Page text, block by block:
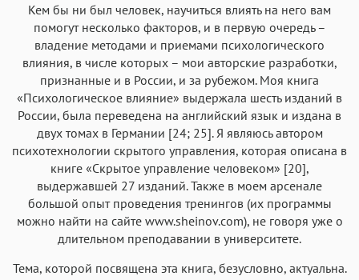
Кем бы ни был человек, научиться влиять на него вам
помогут несколько факторов, и в первую очередь –
владение методами и приемами психологического
влияния, в числе которых – мои авторские разработки,
признанные и в России, и за рубежом. Моя книга
«Психологическое влияние» выдержала шесть изданий в
России, была переведена на английский язык и издана в
двух томах в Германии [24; 25]. Я являюсь автором
психотехнологии скрытого управления, которая описана в
книге «Скрытое управление человеком» [20],
выдержавшей 27 изданий. Также в моем арсенале
большой опыт проведения тренингов (их программы
можно найти на сайте www.sheinov.com), не говоря уже о
длительном преподавании в университете.
Тема, которой посвящена эта книга, безусловно, актуальна.